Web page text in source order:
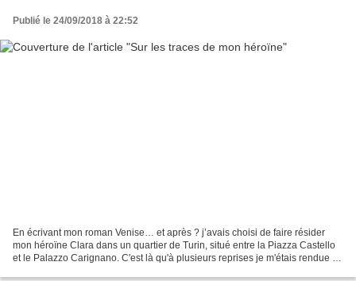
Publié le 24/09/2018 à 22:52
En écrivant mon roman Venise… et après ? j’avais choisi de faire résider
mon héroïne Clara dans un quartier de Turin, situé entre la Piazza Castello
et le Palazzo Carignano. C'est là qu'à plusieurs reprises je m'étais rendue en